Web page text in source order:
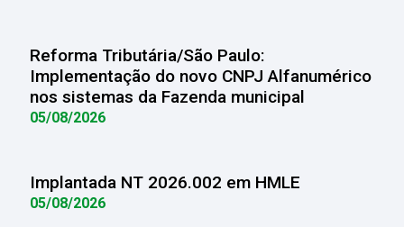
Reforma Tributária/São Paulo:
Implementação do novo CNPJ Alfanumérico
nos sistemas da Fazenda municipal
05/08/2026
Implantada NT 2026.002 em HMLE
05/08/2026